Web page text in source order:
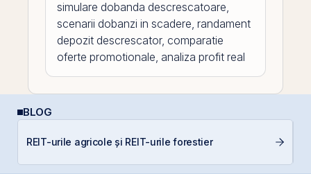
simulare dobanda descrescatoare,
scenarii dobanzi in scadere, randament
depozit descrescator, comparatie
oferte promotionale, analiza profit real
BLOG
REIT-urile agricole și REIT-urile forestier